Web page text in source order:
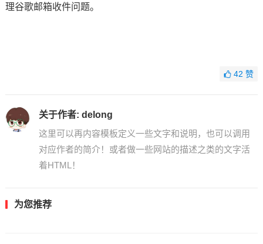
理谷歌邮箱收件问题。
42赞
关于作者: delong
这里可以再内容模板定义一些文字和说明，也可以调用
对应作者的简介！或者做一些网站的描述之类的文字活
着HTML！
为您推荐